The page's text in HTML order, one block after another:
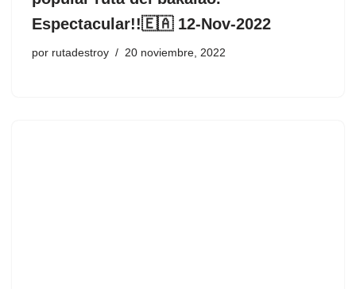
Espectacular!!🇪🇦 12-Nov-2022
por rutadestroy 20 noviembre, 2022